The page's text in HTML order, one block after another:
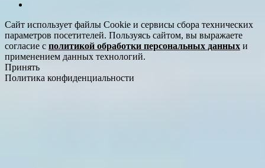
Сайт использует файлы Cookie и сервисы сбора технических
параметров посетителей. Пользуясь сайтом, вы выражаете
согласие с политикой обработки персональных данных и
применением данных технологий.
Принять
Политика конфиденциальности